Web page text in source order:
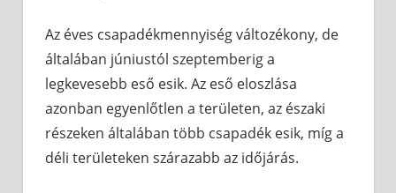
Az éves csapadékmennyiség változékony, de
általában júniustól szeptemberig a
legkevesebb eső esik. Az eső eloszlása
azonban egyenlőtlen a területen, az északi
részeken általában több csapadék esik, míg a
déli területeken szárazabb az időjárás.